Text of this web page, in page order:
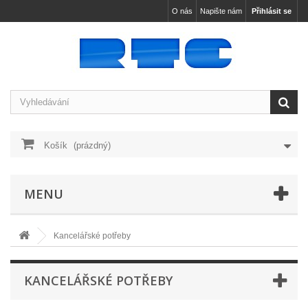
Přihlásit se
Napište nám
O nás
Košík (prázdný)
MENU
Kancelářské potřeby
KANCELÁŘSKÉ POTŘEBY